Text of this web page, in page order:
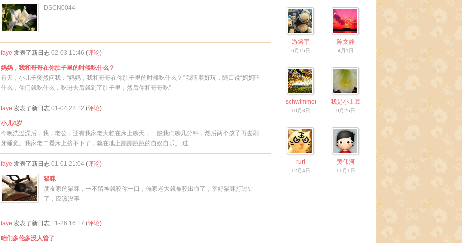
DSCN0044
faye 发表了新日志 02-03 11:46 (评论)
妈妈，我和哥哥在你肚子里的时候吃什么？
有天，小儿子突然问我：“妈妈，我和哥哥在你肚子里的时候吃什么？” 我听着好玩，随口说“妈妈吃
什么，你们就吃什么，吃进去后就到了肚子里，然后你和哥哥吃”
faye 发表了新日志 01-04 22:12 (评论)
小儿4岁
今晚洗过澡后，我，老公，还有我家老大赖在床上聊天，一般我们聊几分钟，然后两个孩子再去刷
牙睡觉。我家老二看床上挤不下了，就在地上蹦蹦跳跳的自娱自乐。 过
faye 发表了新日志 01-01 21:04 (评论)
猫咪
朋友家的猫咪，一不留神就咬你一口，俺家老大就被咬出血了，幸好猫咪打过针
了，应该没事
faye 发表了新日志 11-26 16:17 (评论)
咱们多伦多没人管了
游鎔宇
6月15日
陈文静
4月1日
schwimmengool
10月3日
我是小土豆
9月25日
ruri
12月4日
黄伟河
11月1日